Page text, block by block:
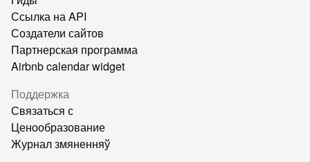
Ссылка на API
Создатели сайтов
Партнерская программа
Airbnb calendar widget
Поддержка
Связаться с
Ценообразование
Журнал змяненняў